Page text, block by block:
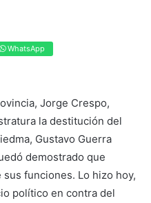
WhatsApp
Jorge Crespo,
la destitución del
Gustavo Guerra
demostrado que
funciones. Lo hizo hoy,
político en contra del